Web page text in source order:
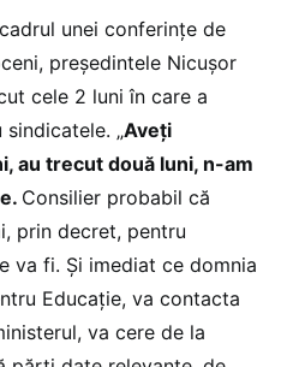
unei conferințe de
președintele Nicușor
cele 2 luni în care a
„Aveți
au trecut două luni, n-am
Consilier probabil că
prin decret, pentru
va fi. Și imediat ce domnia
Educație, va contacta
va cere de la